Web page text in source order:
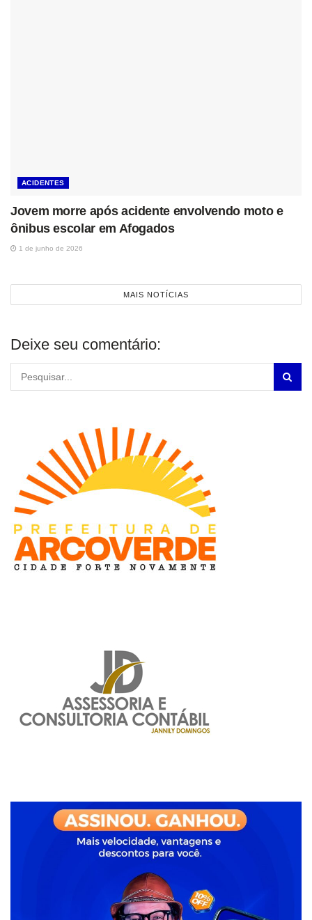
ACIDENTES
Jovem morre após acidente envolvendo moto e
ônibus escolar em Afogados
1 de junho de 2026
MAIS NOTÍCIAS
Deixe seu comentário: